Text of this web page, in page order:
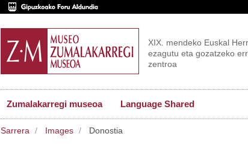
XIX. mendeko Euskal
ezagutu eta gozatzeko
zentroa
Zumalakarregi museoa Language Shared
Sarrera Images Donostia